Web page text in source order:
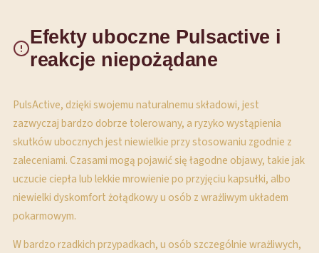
Efekty uboczne Pulsactive i
reakcje niepożądane
PulsActive, dzięki swojemu naturalnemu składowi, jest
zazwyczaj bardzo dobrze tolerowany, a ryzyko wystąpienia
skutków ubocznych jest niewielkie przy stosowaniu zgodnie z
zaleceniami. Czasami mogą pojawić się łagodne objawy, takie jak
uczucie ciepła lub lekkie mrowienie po przyjęciu kapsułki, albo
niewielki dyskomfort żołądkowy u osób z wrażliwym układem
pokarmowym.
W bardzo rzadkich przypadkach, u osób szczególnie wrażliwych,